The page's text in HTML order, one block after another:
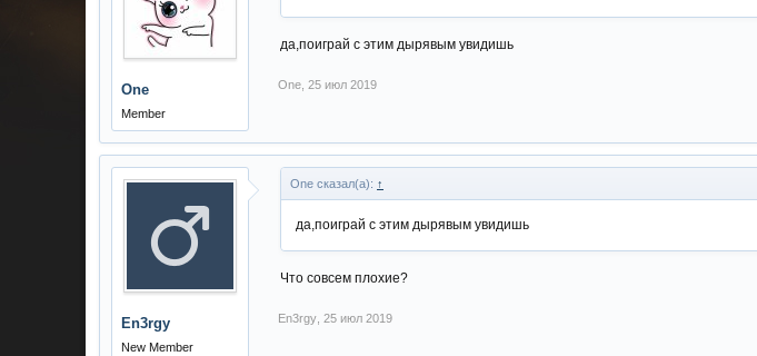
One
Member
да,поиграй с этим дырявым увидишь
One 25 июл 2019
En3rgy
New Member
One сказал(а): ↑
да,поиграй с этим дырявым увидишь
Что совсем плохие?
En3rgy 25 июл 2019